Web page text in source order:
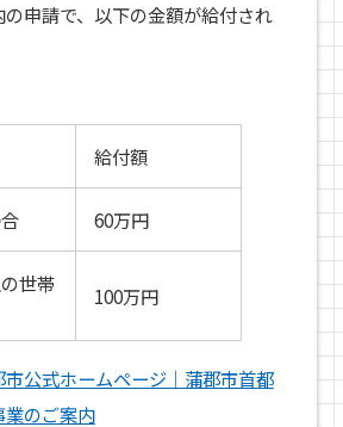
申請で、以下の金額が給付され
給付額
60万円
世帯
100万円
市公式ホームページ｜蒲郡市首都
のご案内